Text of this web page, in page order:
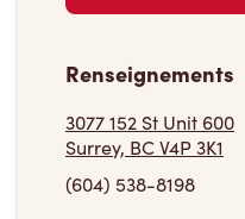
Renseignements
3077 152 St Unit 600
Surrey, BC V4P 3K1
(604) 538-8198